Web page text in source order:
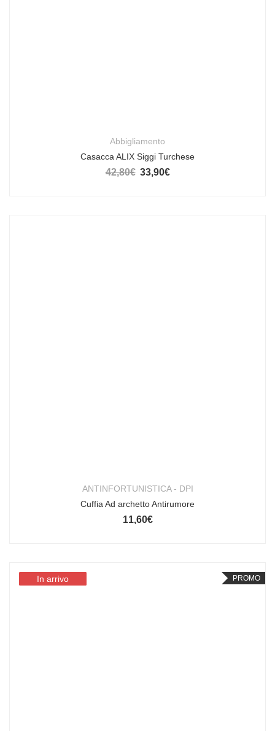
Abbigliamento
Casacca ALIX Siggi Turchese
42,80€ Il prezzo originale era: 42,80€.
33,90€
ANTINFORTUNISTICA - DPI
Cuffia Ad archetto Antirumore
11,60€
PROMO
In arrivo
In arrivo